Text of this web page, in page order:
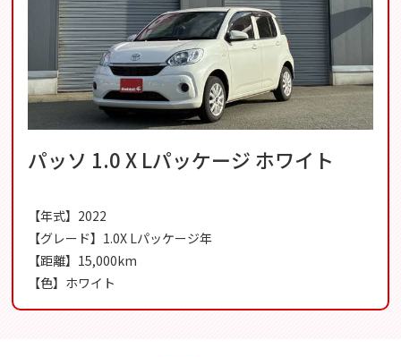
パッソ 1.0 X Lパッケージ ホワイト
【年式】2022
【グレード】1.0X Lパッケージ年
【距離】15,000km
【色】ホワイト